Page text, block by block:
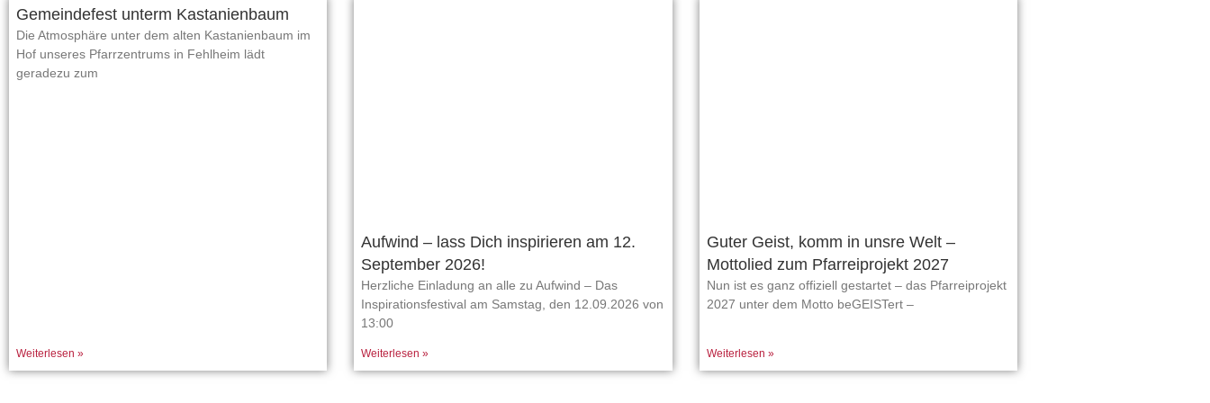
Gemeindefest unterm Kastanienbaum
Die Atmosphäre unter dem alten Kastanienbaum im
Hof unseres Pfarrzentrums in Fehlheim lädt
geradezu zum
Weiterlesen »
Aufwind – lass Dich inspirieren am 12.
September 2026!
Herzliche Einladung an alle zu Aufwind – Das
Inspirationsfestival am Samstag, den 12.09.2026 von
13:00
Weiterlesen »
Guter Geist, komm in unsre Welt –
Mottolied zum Pfarreiprojekt 2027
Nun ist es ganz offiziell gestartet – das Pfarreiprojekt
2027 unter dem Motto beGEISTert –
Weiterlesen »